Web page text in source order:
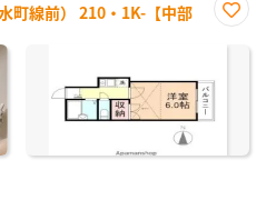
町線前） 210・1K-【中部
に入